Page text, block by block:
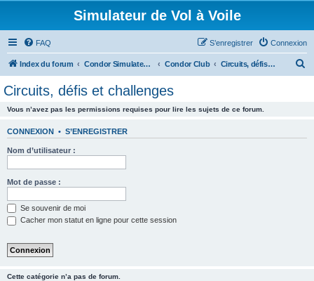
Simulateur de Vol à Voile
FAQ Connexion
S’enregistrer
Index du forum Condor Simulateur de Vol à Voile Condor Club Circuits, défis et challenges
Circuits, défis et challenges
Vous n’avez pas les permissions requises pour lire les sujets de ce forum.
CONNEXION • S’ENREGISTRER
Nom d’utilisateur :
Mot de passe :
Se souvenir de moi
Cacher mon statut en ligne pour cette session
Cette catégorie n’a pas de forum.